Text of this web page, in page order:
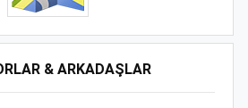
& ARKADAŞLAR